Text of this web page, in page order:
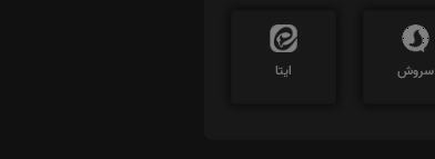
سروش ایتا